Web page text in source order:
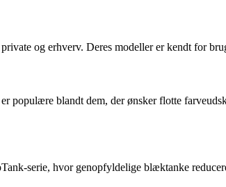
og erhverv. Deres modeller er kendt for
blandt dem, der ønsker flotte
serie, hvor genopfyldelige blæktanke